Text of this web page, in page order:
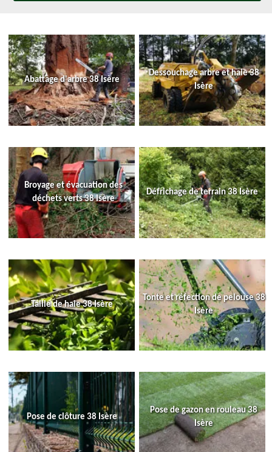
Abattage d'arbre 38 Isère
Dessouchage arbre et haie 38
Isère
Broyage et évacuation des
déchets verts 38 Isère
Défrichage de terrain 38 Isère
Taille de haie 38 Isère
Tonte et réfection de pelouse 38
Isère
Pose de clôture 38 Isère
Pose de gazon en rouleau 38
Isère